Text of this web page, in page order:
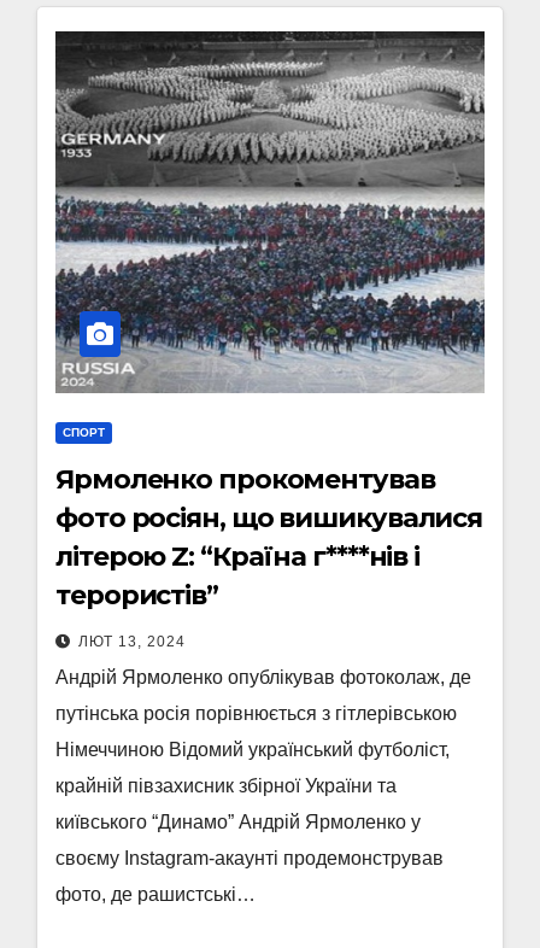
СПОРТ
Ярмоленко прокоментував
фото росіян, що вишикувалися
літерою Z: “Країна г****нів і
терористів”
ЛЮТ 13, 2024
Андрій Ярмоленко опублікував фотоколаж, де
путінська росія порівнюється з гітлерівською
Німеччиною Відомий український футболіст,
крайній півзахисник збірної України та
київського “Динамо” Андрій Ярмоленко у
своєму Instagram-акаунті продемонстрував
фото, де рашистські…